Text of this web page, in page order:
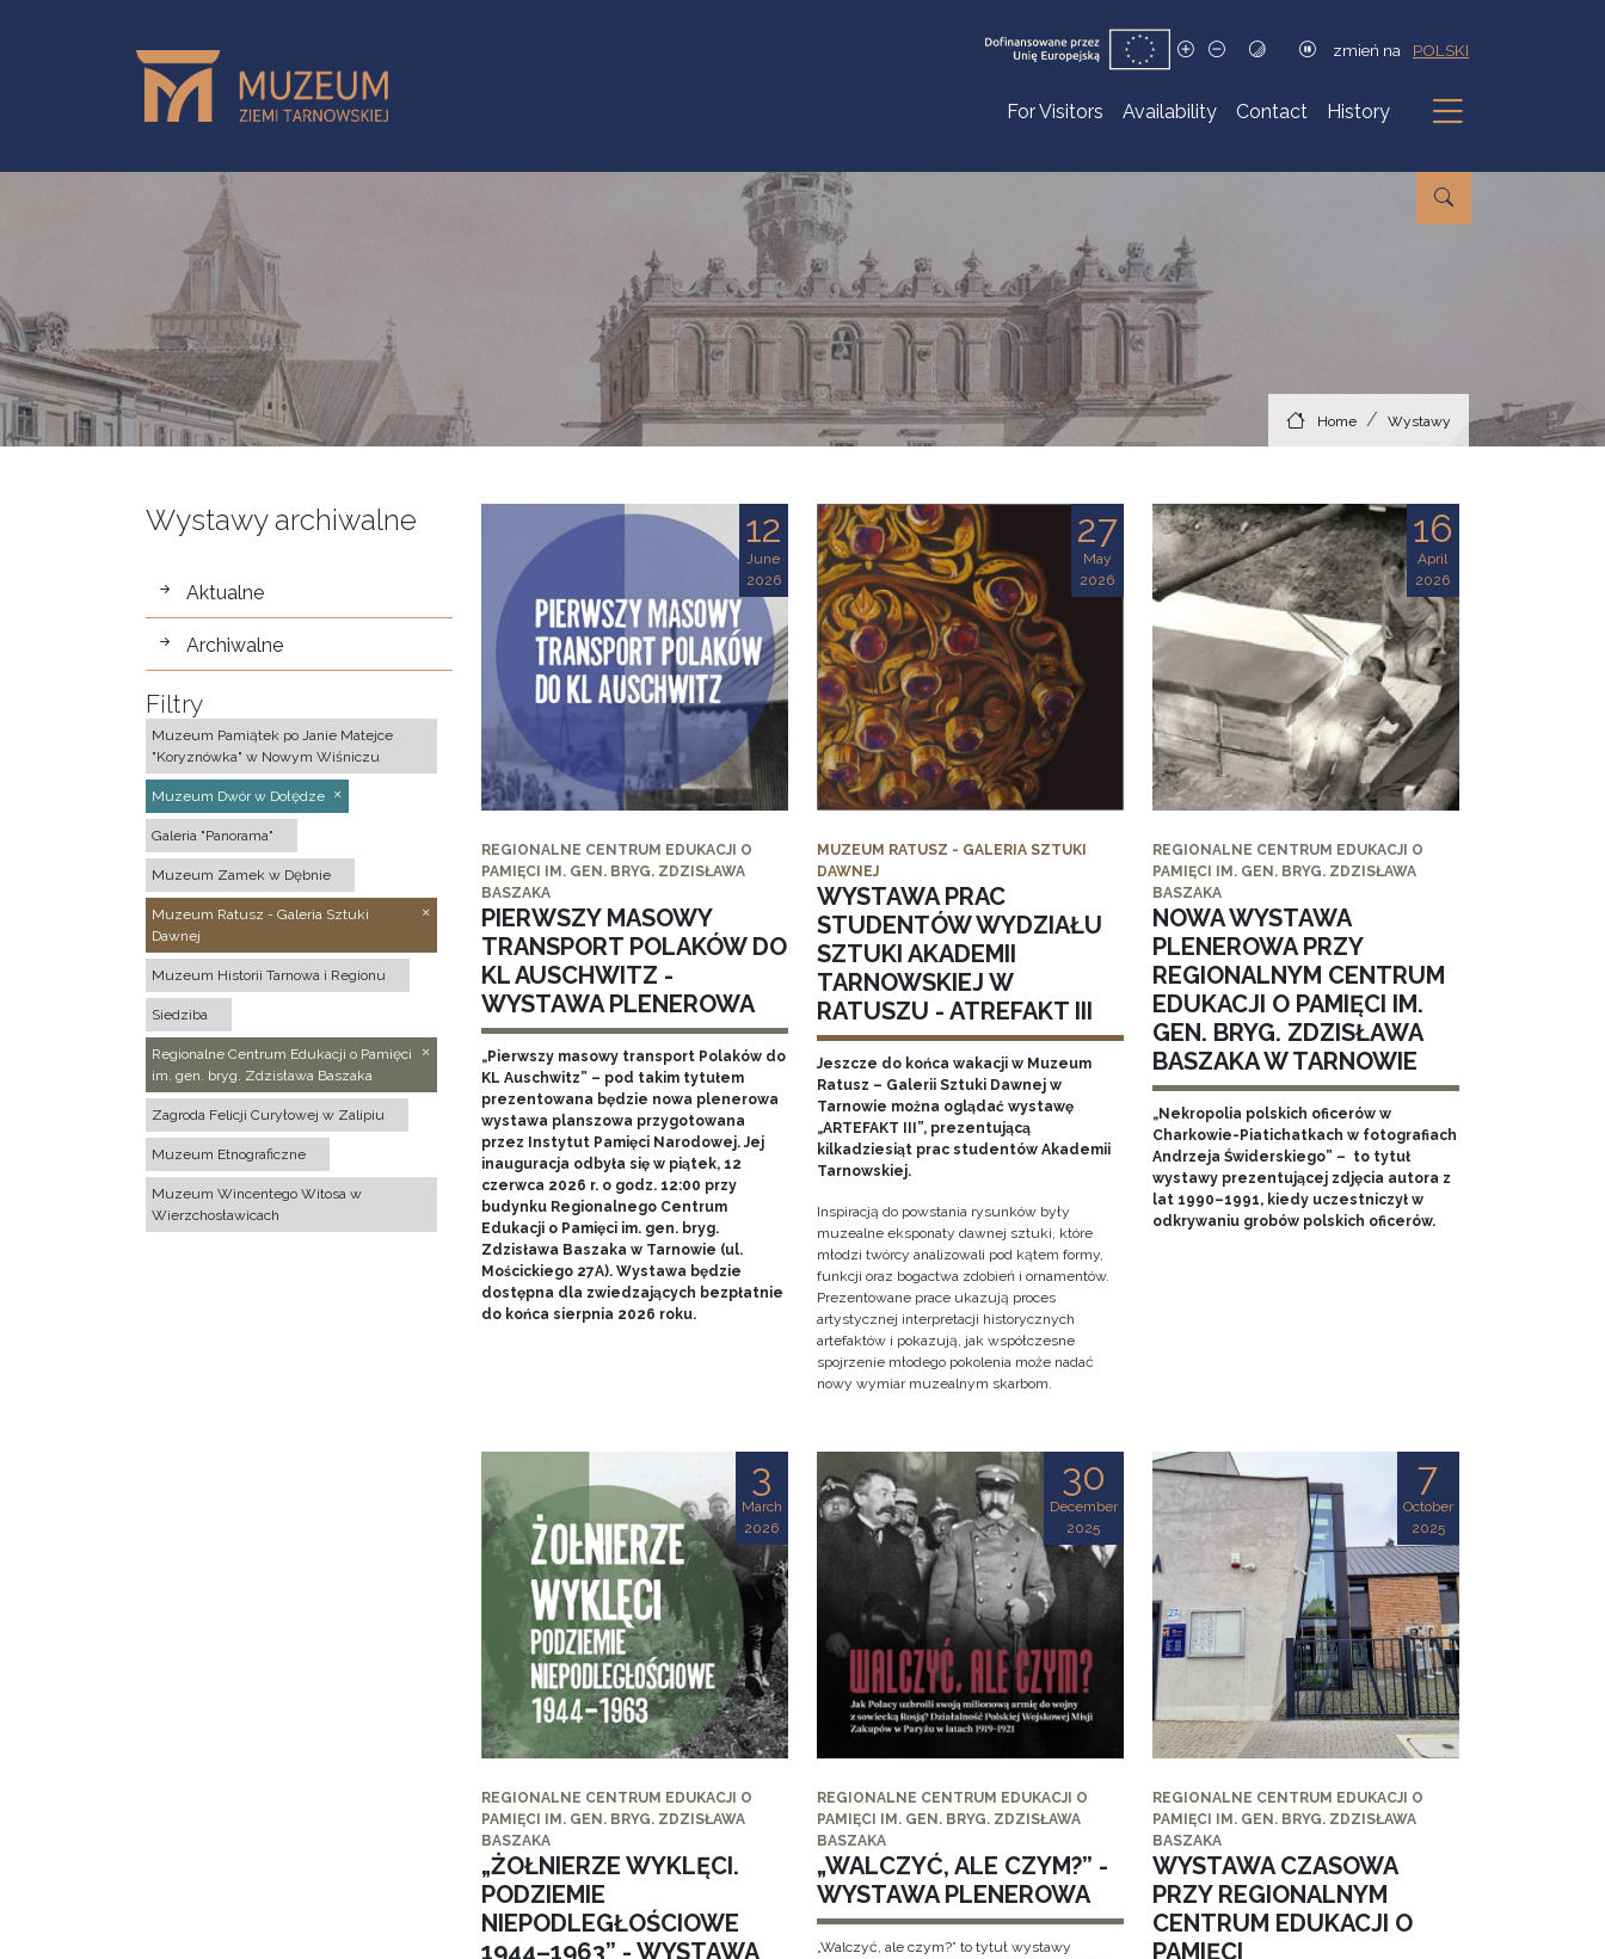
zmień na POLSKI
For Visitors Availability Contact History
Submenu
Home Wystawy
Wystawy archiwalne
wystawy
Aktualne
Archiwalne
Filtry
Muzeum Pamiątek po Janie Matejce
"Koryznówka" w Nowym Wiśniczu
Muzeum Dwór w Dołędze
Galeria "Panorama"
Muzeum Zamek w Dębnie
Muzeum Ratusz - Galeria Sztuki
Dawnej
Muzeum Historii Tarnowa i Regionu
Siedziba
Regionalne Centrum Edukacji o Pamięci
im. gen. bryg. Zdzisława Baszaka
Zagroda Felicji Curyłowej w Zalipiu
Muzeum Etnograficzne
Muzeum Wincentego Witosa w
Wierzchosławicach
12
June
2026
REGIONALNE CENTRUM EDUKACJI O
PAMIĘCI IM. GEN. BRYG. ZDZISŁAWA
BASZAKA
PIERWSZY MASOWY
TRANSPORT POLAKÓW DO
KL AUSCHWITZ -
WYSTAWA PLENEROWA
„Pierwszy masowy transport Polaków do
KL Auschwitz” – pod takim tytułem
prezentowana będzie nowa plenerowa
wystawa planszowa przygotowana
przez Instytut Pamięci Narodowej. Jej
inauguracja odbyła się w piątek, 12
czerwca 2026 r. o godz. 12:00 przy
budynku Regionalnego Centrum
Edukacji o Pamięci im. gen. bryg.
Zdzisława Baszaka w Tarnowie (ul.
Mościckiego 27A). Wystawa będzie
dostępna dla zwiedzających bezpłatnie
do końca sierpnia 2026 roku.
27
May
2026
MUZEUM RATUSZ - GALERIA SZTUKI
DAWNEJ
WYSTAWA PRAC
STUDENTÓW WYDZIAŁU
SZTUKI AKADEMII
TARNOWSKIEJ W
RATUSZU - ATREFAKT III
Jeszcze do końca wakacji w Muzeum
Ratusz – Galerii Sztuki Dawnej w
Tarnowie można oglądać wystawę
„ARTEFAKT III”, prezentującą
kilkadziesiąt prac studentów Akademii
Tarnowskiej.
Inspiracją do powstania rysunków były
muzealne eksponaty dawnej sztuki, które
młodzi twórcy analizowali pod kątem formy,
funkcji oraz bogactwa zdobień i ornamentów.
Prezentowane prace ukazują proces
artystycznej interpretacji historycznych
artefaktów i pokazują, jak współczesne
spojrzenie młodego pokolenia może nadać
nowy wymiar muzealnym skarbom.
16
April
2026
REGIONALNE CENTRUM EDUKACJI O
PAMIĘCI IM. GEN. BRYG. ZDZISŁAWA
BASZAKA
NOWA WYSTAWA
PLENEROWA PRZY
REGIONALNYM CENTRUM
EDUKACJI O PAMIĘCI IM.
GEN. BRYG. ZDZISŁAWA
BASZAKA W TARNOWIE
„Nekropolia polskich oficerów w
Charkowie-Piatichatkach w fotografiach
Andrzeja Świderskiego” – to tytuł
wystawy prezentującej zdjęcia autora z
lat 1990–1991, kiedy uczestniczył w
odkrywaniu grobów polskich oficerów.
3
March
2026
REGIONALNE CENTRUM EDUKACJI O
PAMIĘCI IM. GEN. BRYG. ZDZISŁAWA
BASZAKA
„ŻOŁNIERZE WYKLĘCI.
PODZIEMIE
NIEPODLEGŁOŚCIOWE
1944–1963” - WYSTAWA
30
December
2025
REGIONALNE CENTRUM EDUKACJI O
PAMIĘCI IM. GEN. BRYG. ZDZISŁAWA
BASZAKA
„WALCZYĆ, ALE CZYM?” -
WYSTAWA PLENEROWA
„Walczyć, ale czym?” to tytuł wystawy
7
October
2025
REGIONALNE CENTRUM EDUKACJI O
PAMIĘCI IM. GEN. BRYG. ZDZISŁAWA
BASZAKA
WYSTAWA CZASOWA
PRZY REGIONALNYM
CENTRUM EDUKACJI O
PAMIĘCI